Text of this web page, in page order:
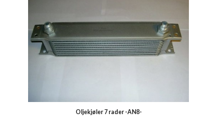
Oljekjøler 7 rader -AN8-